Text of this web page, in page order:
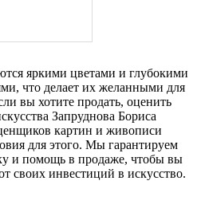
яркими цветами и глубокими
что делает их желанными для
вы хотите продать, оценить
Запруднова Бориса
картин и живописи
для этого. Мы гарантируем
и помощь в продаже, чтобы вы
своих инвестиций в искусство.